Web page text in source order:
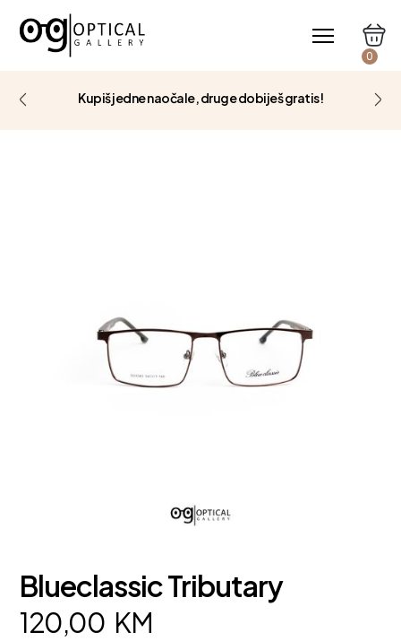
0
Kupiš jedne naočale, druge dobiješ gratis!
Blueclassic Tributary
120,00 KM